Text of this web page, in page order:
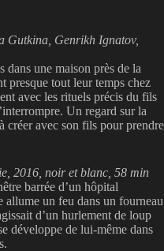
Gutkina, Genrikh Ignatov,
dans une maison près de la
presque tout leur temps chez
avec les rituels précis du fils
Un regard sur la
créer avec son fils pour prendre
2016, noir et blanc, 58 min
barrée d’un hôpital
un feu dans un fourneau
d’un hurlement de loup
développe de lui-même dans